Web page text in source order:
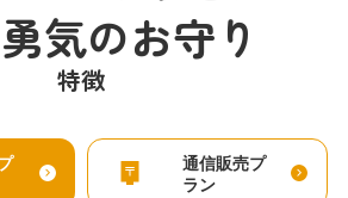
気のお守り
特徴
通信販売プ
ラン